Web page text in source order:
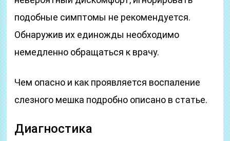
подобные симптомы не рекомендуется.
Обнаружив их единожды необходимо
немедленно обращаться к врачу.
Чем опасно и как проявляется воспаление
слезного мешка подробно описано в статье.
Диагностика